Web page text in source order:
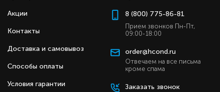
Акции
Контакты
Доставка и самовывоз
Способы оплаты
Условия гарантии
8 (800) 775-86-81
Прием звонков Пн-Пт,
09:00-18:00
order@hcond.ru
Отвечаем на все письма
кроме спама
Заказать звонок